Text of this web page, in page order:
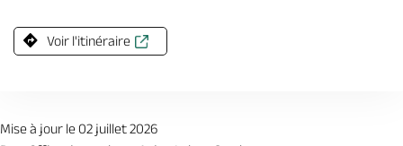
Voir l'itinéraire
Mise à jour le 02 juillet 2026